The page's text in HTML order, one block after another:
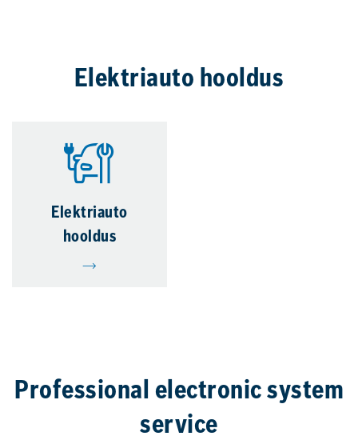
Elektriauto hooldus
Elektriauto
hooldus
Professional electronic system
service